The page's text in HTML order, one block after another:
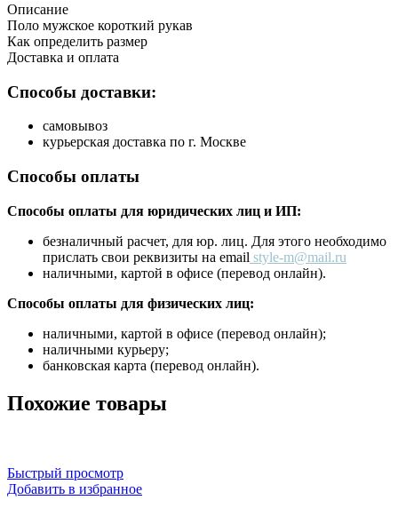
Описание
Поло мужское короткий рукав
Как определить размер
Доставка и оплата
Способы доставки:
самовывоз
курьерская доставка по г. Москве
Способы оплаты
Способы оплаты для юридических лиц и ИП:
безналичный расчет, для юр. лиц. Для этого необходимо
прислать свои реквизиты на email style-m@mail.ru
наличными, картой в офисе (перевод онлайн).
Способы оплаты для физических лиц:
наличными, картой в офисе (перевод онлайн);
наличными курьеру;
банковская карта (перевод онлайн).
Похожие товары
Быстрый просмотр
Добавить в избранное